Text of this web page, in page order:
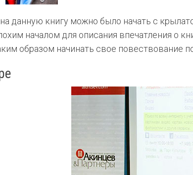
данную книгу можно было начать с
началом для описания впечатления о
образом начинать свое повествование